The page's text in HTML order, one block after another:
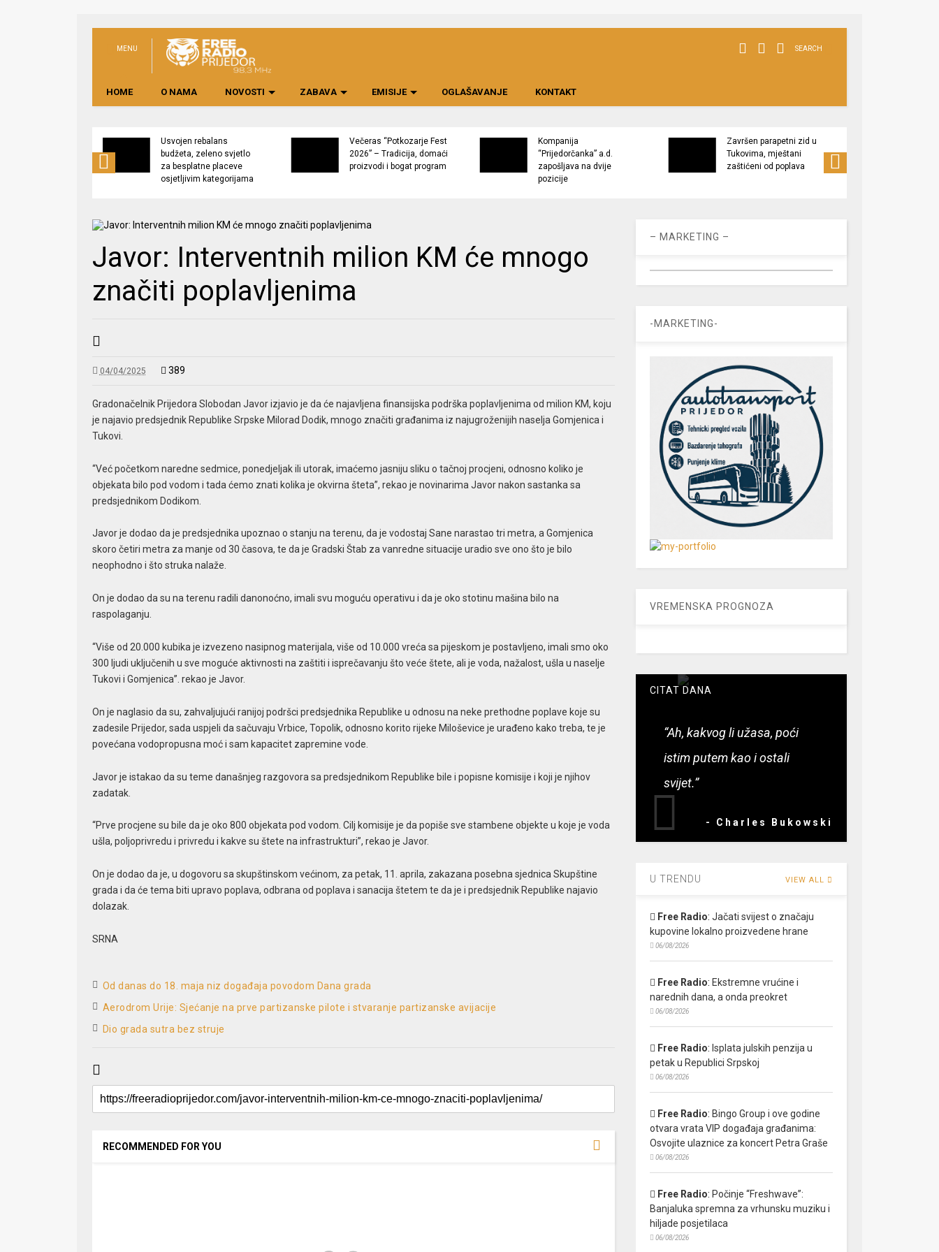
MENU SEARCH
HOME O NAMA NOVOSTI ZABAVA EMISIJE OGLAŠAVANJE KONTAKT
Usvojen rebalans
budžeta, zeleno svjetlo
za besplatne placeve
osjetljivim kategorijama
Večeras “Potkozarje Fest
2026” – Tradicija, domaći
proizvodi i bogat program
Kompanija
“Prijedorčanka” a.d.
zapošljava na dvije
pozicije
Završen parapetni zid u
Tukovima, mještani
zaštićeni od poplava
Javor: Interventnih milion KM će mnogo
značiti poplavljenima
04/04/2025 389
Gradonačelnik Prijedora Slobodan Javor izjavio je da će najavljena finansijska podrška poplavljenima od milion KM, koju
je najavio predsjednik Republike Srpske Milorad Dodik, mnogo značiti građanima iz najugroženijih naselja Gomjenica i
Tukovi.
“Već početkom naredne sedmice, ponedjeljak ili utorak, imaćemo jasniju sliku o tačnoj procjeni, odnosno koliko je
objekata bilo pod vodom i tada ćemo znati kolika je okvirna šteta”, rekao je novinarima Javor nakon sastanka sa
predsjednikom Dodikom.
Javor je dodao da je predsjednika upoznao o stanju na terenu, da je vodostaj Sane narastao tri metra, a Gomjenica
skoro četiri metra za manje od 30 časova, te da je Gradski Štab za vanredne situacije uradio sve ono što je bilo
neophodno i što struka nalaže.
On je dodao da su na terenu radili danonoćno, imali svu moguću operativu i da je oko stotinu mašina bilo na
raspolaganju.
“Više od 20.000 kubika je izvezeno nasipnog materijala, više od 10.000 vreća sa pijeskom je postavljeno, imali smo oko
300 ljudi uključenih u sve moguće aktivnosti na zaštiti i isprečavanju što veće štete, ali je voda, nažalost, ušla u naselje
Tukovi i Gomjenica”. rekao je Javor.
On je naglasio da su, zahvaljujući ranijoj podršci predsjednika Republike u odnosu na neke prethodne poplave koje su
zadesile Prijedor, sada uspjeli da sačuvaju Vrbice, Topolik, odnosno korito rijeke Miloševice je urađeno kako treba, te je
povećana vodopropusna moć i sam kapacitet zapremine vode.
Javor je istakao da su teme današnjeg razgovora sa predsjednikom Republike bile i popisne komisije i koji je njihov
zadatak.
“Prve procjene su bile da je oko 800 objekata pod vodom. Cilj komisije je da popiše sve stambene objekte u koje je voda
ušla, poljoprivredu i privredu i kakve su štete na infrastrukturi”, rekao je Javor.
On je dodao da je, u dogovoru sa skupštinskom većinom, za petak, 11. aprila, zakazana posebna sjednica Skupštine
grada i da će tema biti upravo poplava, odbrana od poplava i sanacija štetem te da je i predsjednik Republike najavio
dolazak.
SRNA
Od danas do 18. maja niz događaja povodom Dana grada
Aerodrom Urije: Sjećanje na prve partizanske pilote i stvaranje partizanske avijacije
Dio grada sutra bez struje
RECOMMENDED FOR YOU
– MARKETING –
-MARKETING-
VREMENSKA PROGNOZA
CITAT DANA
“Ah, kakvog li užasa, poći
istim putem kao i ostali
svijet.”
- Charles Bukowski
U TRENDU VIEW ALL
Free Radio: Jačati svijest o značaju
kupovine lokalno proizvedene hrane
06/08/2026
Free Radio: Ekstremne vrućine i
narednih dana, a onda preokret
06/08/2026
Free Radio: Isplata julskih penzija u
petak u Republici Srpskoj
06/08/2026
Free Radio: Bingo Group i ove godine
otvara vrata VIP događaja građanima:
Osvojite ulaznice za koncert Petra Graše
06/08/2026
Free Radio: Počinje “Freshwave”:
Banjaluka spremna za vrhunsku muziku i
hiljade posjetilaca
06/08/2026